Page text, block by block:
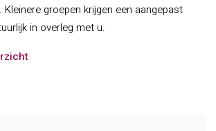
Kleinere groepen krijgen een aangepast
in overleg met u.